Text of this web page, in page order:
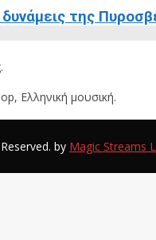
της
Ελληνική μουσική.
by Magic Streams